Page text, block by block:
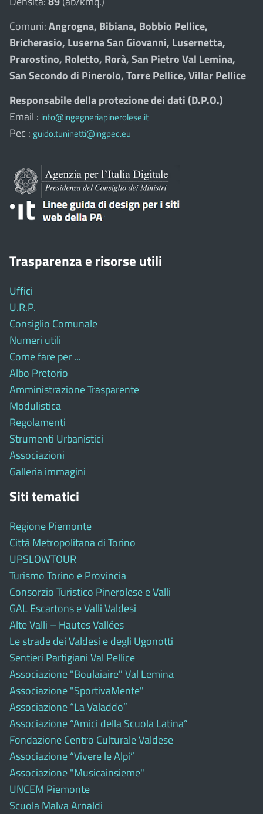
Comuni:Angrogna, Bibiana, Bobbio Pellice,
Bricherasio, Luserna San Giovanni, Lusernetta,
Prarostino, Roletto, Rorà, San Pietro Val Lemina,
San Secondo di Pinerolo, Torre Pellice, Villar Pellice
Responsabile della protezione dei dati (D.P.O.)
Email : info@ingegneriapinerolese.it
Pec : guido.tuninetti@ingpec.eu
Trasparenza e risorse utili
Uffici
U.R.P.
Consiglio Comunale
Numeri utili
Come fare per ...
Albo Pretorio
Amministrazione Trasparente
Modulistica
Regolamenti
Strumenti Urbanistici
Associazioni
Galleria immagini
Siti tematici
Regione Piemonte
Città Metropolitana di Torino
UPSLOWTOUR
Turismo Torino e Provincia
Consorzio Turistico Pinerolese e Valli
GAL Escartons e Valli Valdesi
Alte Valli – Hautes Vallées
Le strade dei Valdesi e degli Ugonotti
Sentieri Partigiani Val Pellice
Associazione "Boulaiaire" Val Lemina
Associazione "SportivaMente"
Associazione “La Valaddo”
Associazione “Amici della Scuola Latina”
Fondazione Centro Culturale Valdese
Associazione “Vivere le Alpi”
Associazione "Musicainsieme"
UNCEM Piemonte
Scuola Malva Arnaldi